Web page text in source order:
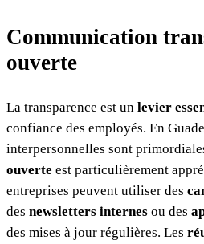
Communication
ouverte
La transparence est un levier
confiance des employés. En
interpersonnelles sont
ouverte est particulièrement
entreprises peuvent utiliser des
des newsletters internes ou des
des mises à jour régulières. Les